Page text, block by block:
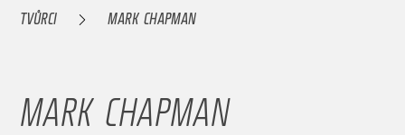
TVŮRCI MARK CHAPMAN
MARK CHAPMAN